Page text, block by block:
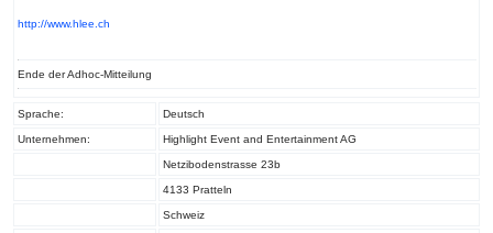
http://www.hlee.ch
Ende der Adhoc-Mitteilung
Sprache: Deutsch
Unternehmen: Highlight Event and Entertainment AG
Netzibodenstrasse 23b
4133 Pratteln
Schweiz